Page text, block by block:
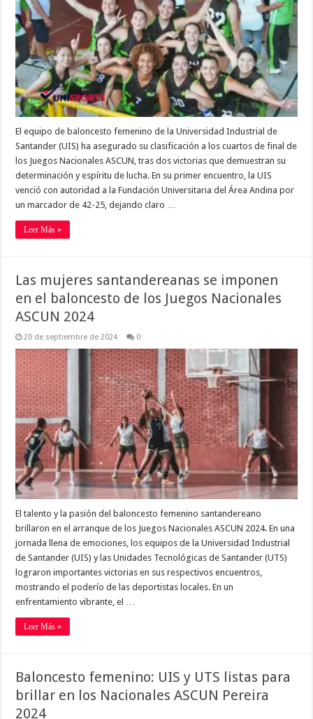
El equipo de baloncesto femenino de la Universidad Industrial de
Santander (UIS) ha asegurado su clasificación a los cuartos de final de
los Juegos Nacionales ASCUN, tras dos victorias que demuestran su
determinación y espíritu de lucha. En su primer encuentro, la UIS
venció con autoridad a la Fundación Universitaria del Área Andina por
un marcador de 42-25, dejando claro …
Leer Más »
Las mujeres santandereanas se imponen
en el baloncesto de los Juegos Nacionales
ASCUN 2024
20 de septiembre de 2024 0
El talento y la pasión del baloncesto femenino santandereano
brillaron en el arranque de los Juegos Nacionales ASCUN 2024. En una
jornada llena de emociones, los equipos de la Universidad Industrial
de Santander (UIS) y las Unidades Tecnológicas de Santander (UTS)
lograron importantes victorias en sus respectivos encuentros,
mostrando el poderío de las deportistas locales. En un
enfrentamiento vibrante, el …
Leer Más »
Baloncesto femenino: UIS y UTS listas para
brillar en los Nacionales ASCUN Pereira
2024